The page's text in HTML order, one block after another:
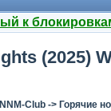
к
(2025)
Club -> Горячие